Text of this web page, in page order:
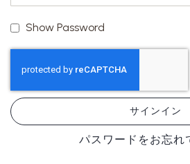
Show Password
サインイン
パスワードをお忘れ